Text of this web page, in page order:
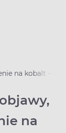
na kobalt –
na